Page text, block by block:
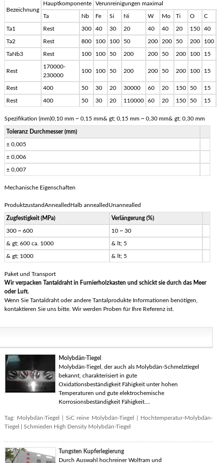
Bezeichnung
Hauptkomponente Verunreinigungen maximal
Ta Nb Fe Si Ni W Mo Ti O C
Ta1 Rest 300 40 30 20 40 40 20 150 40
Ta2 Rest 800 100 100 50 200 200 50 200 100
TaNb3 Rest 100 100 50 200 200 50 200 100 15
Rest
170000-
230000
100 100 50 200 200 50 200 100 15
Rest 400 50 30 20 30000 60 20 150 50 15
Rest 400 50 30 20 110000 60 20 150 50 15
Spezifikation (mm)0,10 mm ~ 0,15 mm& gt; 0,15 mm ~ 0,30 mm& gt; 0,30 mm
Toleranz Durchmesser (mm)
± 0,005
± 0,006
± 0,007
Mechanische Eigenschaften
ProduktzustandAnnealledHalb annealledUnannealled
Zugfestigkeit (MPa) Verlängerung (%)
300 ~ 600 10 ~ 30
& gt; 600 ca. 1000 & lt; 5
& gt; 1000 & lt; 5
Paket und Transport
Wir verpacken Tantaldraht in Furnierholzkasten und schickt sie durch das Meer
oder Luft.
Wenn Sie Tantaldraht oder andere Tantalprodukte Informationen benötigen,
kontaktieren Sie uns bitte. Wir werden Proben für Ihre Referenz ist.
Molybdän-Tiegel
Molybdän-Tiegel, der auch als Molybdän-Schmelztiegel
bekannt, charakterisiert in gute
Oxidationsbeständigkeit Fähigkeit unter hohen
Temperaturen und gute elektrochemische
Korrosionsbeständigkeit Fähigkeit....
Tag: Molybdän-Tiegel SiC reine Molybdän-Tiegel
Hochtemperatur-Molybdän-
Tiegel
Schmieden High Density Molybdän-Tiegel
Tungsten Kupferlegierung
Durch Auswahl hochreiner Wolfram und